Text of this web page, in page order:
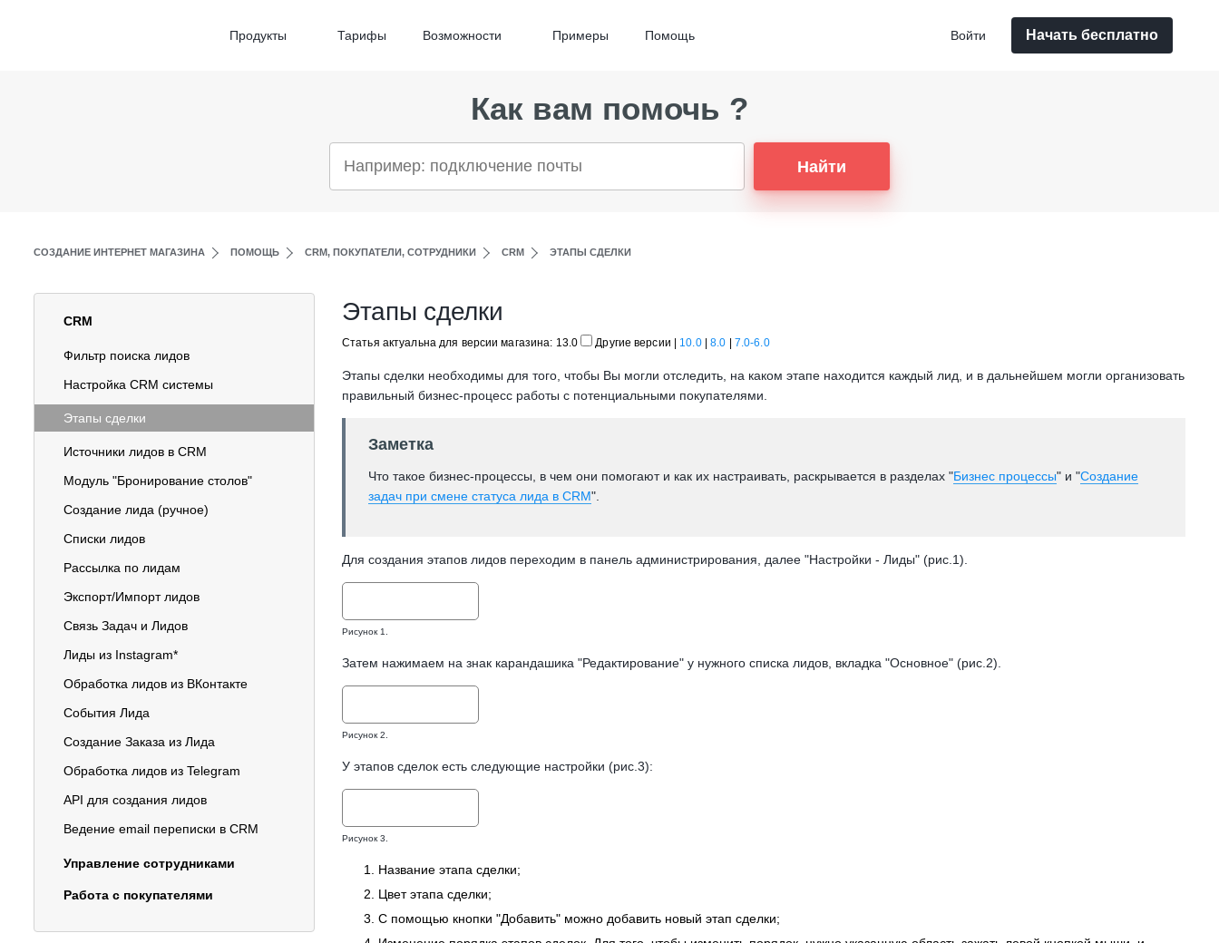
Продукты Тарифы Возможности Примеры Помощь Начать бесплатно
Войти
Как вам помочь ?
Найти
СОЗДАНИЕ ИНТЕРНЕТ МАГАЗИНА ПОМОЩЬ CRM, ПОКУПАТЕЛИ, СОТРУДНИКИ CRM ЭТАПЫ СДЕЛКИ
CRM
Фильтр поиска лидов
Настройка CRM системы
Этапы сделки
Источники лидов в CRM
Модуль "Бронирование столов"
Создание лида (ручное)
Списки лидов
Рассылка по лидам
Экспорт/Импорт лидов
Связь Задач и Лидов
Лиды из Instagram*
Обработка лидов из ВКонтакте
События Лида
Создание Заказа из Лида
Обработка лидов из Telegram
API для создания лидов
Ведение email переписки в CRM
Управление сотрудниками
Работа с покупателями
Этапы сделки
Статья актуальна для версии магазина: 13.0 Другие версии 10.0|8.0 7.0-6.0
Этапы сделки необходимы для того, чтобы Вы могли отследить, на каком этапе находится каждый лид, и в дальнейшем могли организовать
правильный бизнес-процесс работы с потенциальными покупателями.
Заметка
Что такое бизнес-процессы, в чем они помогают и как их настраивать, раскрывается в разделах "Бизнес процессы" и "Создание
задач при смене статуса лида в CRM".
Для создания этапов лидов переходим в панель администрирования, далее "Настройки - Лиды" (рис.1).
Рисунок 1.
Затем нажимаем на знак карандашика "Редактирование" у нужного списка лидов, вкладка "Основное" (рис.2).
Рисунок 2.
У этапов сделок есть следующие настройки (рис.3):
Рисунок 3.
Название этапа сделки;
Цвет этапа сделки;
С помощью кнопки "Добавить" можно добавить новый этап сделки;